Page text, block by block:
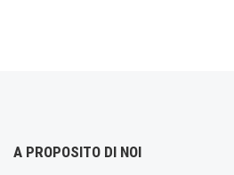
A PROPOSITO DI NOI